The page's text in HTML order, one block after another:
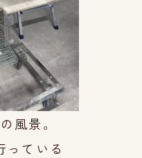
風景。
っている